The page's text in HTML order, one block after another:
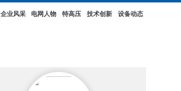
企业风采 电网人物 特高压 技术创新 设备动态